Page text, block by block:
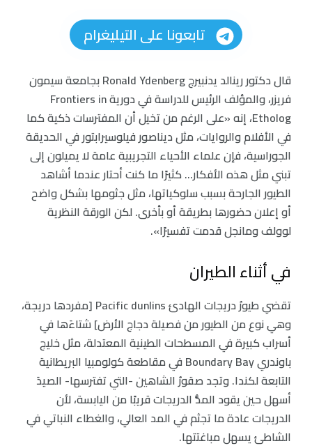
تابعونا على التيليغرام
قال دكتور رينالد يدنبيرج Ronald Ydenberg بجامعة سيمون
فريزر، والمؤلف الرئيس للدراسة في دورية Frontiers in
Etholog، إنه «على الرغم من تخيل أن المفترسات ذكية كما
في الأفلام والروايات، مثل ديناصور فيلوسيرابتور في الحديقة
الجوراسية، فإن علماء الأحياء التجريبية عامة لا يميلون إلى
تبني مثل هذه الأفكار… كثيرًا ما كنت أحتار عندما أشاهد
الطيور الجارحة بسبب سلوكياتها، مثل جثومها بشكل واضح
أو إعلان حضورها بطريقة أو بأخرى. لكن الورقة النظرية
لوولف ومانجل قدمت تفسيرًا».
في أثناء الطيران
تقضي طيورُ دريجات الهادئ Pacific dunlins [مفردها دريجة،
وهي نوع من الطيور من فصيلة دجاج الأرض] شتاءَها في
أسراب كبيرة في المسطحات الطينية المعتدلة، مثل خليج
باوندري Boundary Bay في مقاطعة كولومبيا البريطانية
التابعة لكندا. وتجد صقورُ الشاهين -التي تفترسها- الصيدَ
أسهل حين يقود المدُّ الدريجات قريبًا من اليابسة، لأن
الدريجات عادة ما تجثم في المد العالي، والغطاء النباتي في
الشاطئ يسهل مباغتتها.